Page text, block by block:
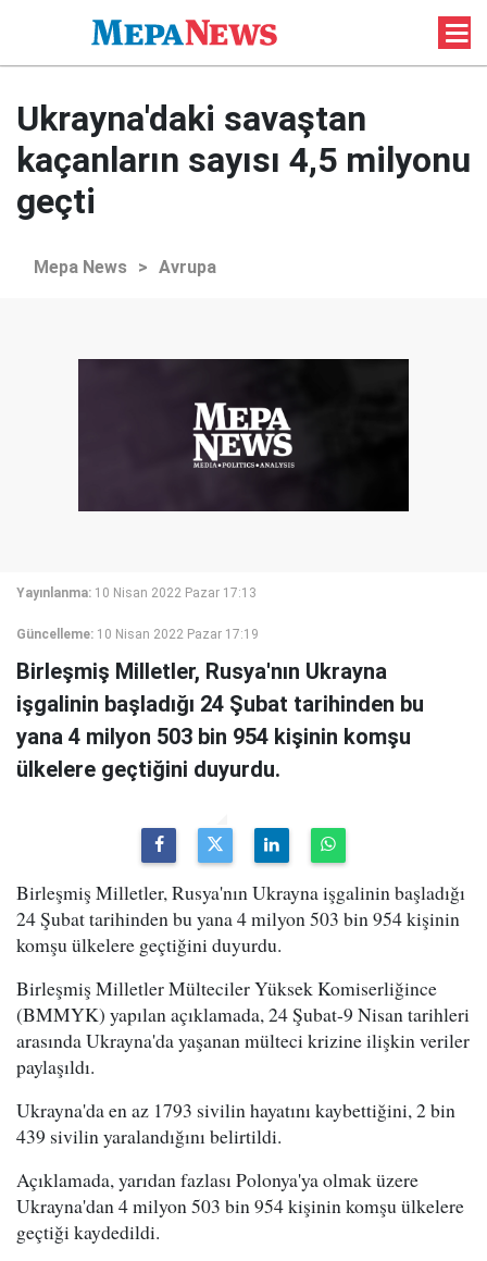
Ukrayna'daki savaştan
kaçanların sayısı 4,5 milyonu
geçti
Mepa News > Avrupa
Yayınlanma: 10 Nisan 2022 Pazar 17:13
Güncelleme: 10 Nisan 2022 Pazar 17:19
Birleşmiş Milletler, Rusya'nın Ukrayna
işgalinin başladığı 24 Şubat tarihinden bu
yana 4 milyon 503 bin 954 kişinin komşu
ülkelere geçtiğini duyurdu.
Birleşmiş Milletler, Rusya'nın Ukrayna işgalinin başladığı
24 Şubat tarihinden bu yana 4 milyon 503 bin 954 kişinin
komşu ülkelere geçtiğini duyurdu.
Birleşmiş Milletler Mülteciler Yüksek Komiserliğince
(BMMYK) yapılan açıklamada, 24 Şubat-9 Nisan tarihleri
arasında Ukrayna'da yaşanan mülteci krizine ilişkin veriler
paylaşıldı.
Ukrayna'da en az 1793 sivilin hayatını kaybettiğini, 2 bin
439 sivilin yaralandığını belirtildi.
Açıklamada, yarıdan fazlası Polonya'ya olmak üzere
Ukrayna'dan 4 milyon 503 bin 954 kişinin komşu ülkelere
geçtiği kaydedildi.